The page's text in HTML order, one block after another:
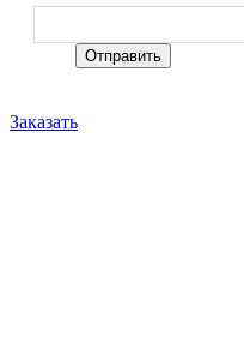
Заказать